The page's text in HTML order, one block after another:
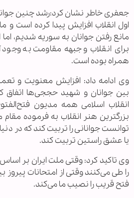
جعفری خاطر نشان کرد:رشد چنین
اول انقلاب افزایش پیدا کرده است و
مانع رفتن جوانان به سوریه شدیم،
برای انقلاب و جبهه مقاومت به
همراه بوده است.
وی ادامه داد: افزایش معنویت و
بین جوانان و شهید حججی‌ها
انقلاب اسلامی همه مدیون
بزرگترین هنر انقلاب به فرموده
توانست جوانانی را تربیت کند که در
یا عشق راستین تربیت کند.
وی تاکید کرد: وقتی ملت ایران بر
را طی می‌کنند وقتی از امتحانات پیروز
فتح قریب را نصیب ما می‌کند.